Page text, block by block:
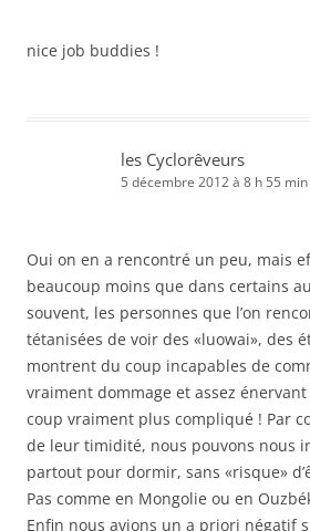
nice job buddies !
les Cyclorêveurs
5 décembre 2012 à 8 h 55 min
Oui on en a rencontré un peu, mais
beaucoup moins que dans certains
souvent, les personnes que l’on
tétanisées de voir des «luowai», des
montrent du coup incapables de
vraiment dommage et assez
coup vraiment plus compliqué ! Par
de leur timidité, nous pouvons nous
partout pour dormir, sans «risque»
Pas comme en Mongolie ou en
Enfin nous avions un a priori négatif